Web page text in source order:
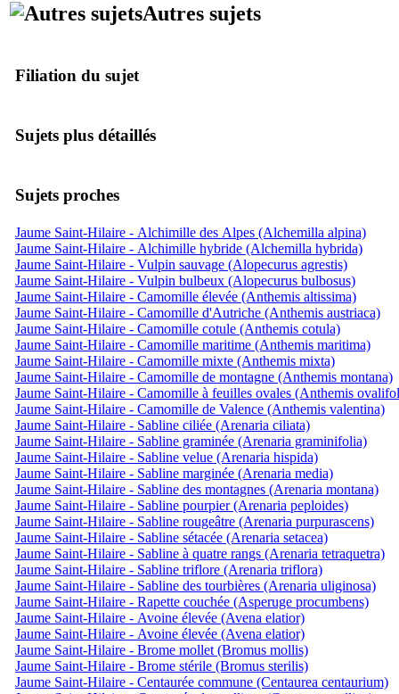
Autres sujets
Filiation du sujet
Sujets plus détaillés
Sujets proches
Jaume Saint-Hilaire - Alchimille des Alpes (Alchemilla alpina)
Jaume Saint-Hilaire - Alchimille hybride (Alchemilla hybrida)
Jaume Saint-Hilaire - Vulpin sauvage (Alopecurus agrestis)
Jaume Saint-Hilaire - Vulpin bulbeux (Alopecurus bulbosus)
Jaume Saint-Hilaire - Camomille élevée (Anthemis altissima)
Jaume Saint-Hilaire - Camomille d'Autriche (Anthemis austriaca)
Jaume Saint-Hilaire - Camomille cotule (Anthemis cotula)
Jaume Saint-Hilaire - Camomille maritime (Anthemis maritima)
Jaume Saint-Hilaire - Camomille mixte (Anthemis mixta)
Jaume Saint-Hilaire - Camomille de montagne (Anthemis montana)
Jaume Saint-Hilaire - Camomille à feuilles ovales (Anthemis
Jaume Saint-Hilaire - Camomille de Valence (Anthemis valentina)
Jaume Saint-Hilaire - Sabline ciliée (Arenaria ciliata)
Jaume Saint-Hilaire - Sabline graminée (Arenaria graminifolia)
Jaume Saint-Hilaire - Sabline velue (Arenaria hispida)
Jaume Saint-Hilaire - Sabline marginée (Arenaria media)
Jaume Saint-Hilaire - Sabline des montagnes (Arenaria montana)
Jaume Saint-Hilaire - Sabline pourpier (Arenaria peploides)
Jaume Saint-Hilaire - Sabline rougeâtre (Arenaria purpurascens)
Jaume Saint-Hilaire - Sabline sétacée (Arenaria setacea)
Jaume Saint-Hilaire - Sabline à quatre rangs (Arenaria tetraquetra)
Jaume Saint-Hilaire - Sabline triflore (Arenaria triflora)
Jaume Saint-Hilaire - Sabline des tourbières (Arenaria uliginosa)
Jaume Saint-Hilaire - Rapette couchée (Asperuge procumbens)
Jaume Saint-Hilaire - Avoine élevée (Avena elatior)
Jaume Saint-Hilaire - Avoine élevée (Avena elatior)
Jaume Saint-Hilaire - Brome mollet (Bromus mollis)
Jaume Saint-Hilaire - Brome stérile (Bromus sterilis)
Jaume Saint-Hilaire - Centaurée commune (Centaurea centaurium)